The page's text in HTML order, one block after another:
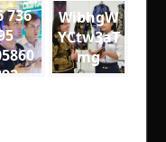
736
WibhgW
YCtw3aT
mg